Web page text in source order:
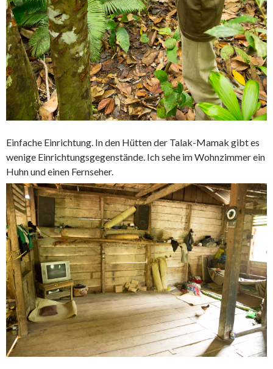
Einfache Einrichtung. In den Hütten der Talak-Mamak gibt es
wenige Einrichtungsgegenstände. Ich sehe im Wohnzimmer ein
Huhn und einen Fernseher.